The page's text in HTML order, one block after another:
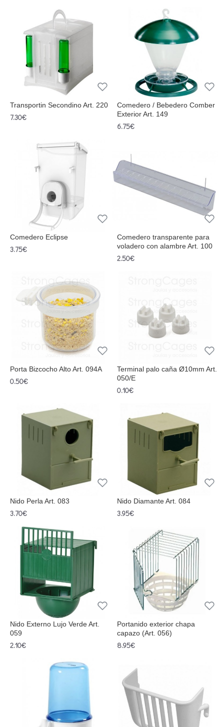
Transportin Secondino Art. 220
7.30€
Comedero / Bebedero Comber
Exterior Art. 149
6.75€
Comedero Eclipse
3.75€
Comedero transparente para
voladero con alambre Art. 100
2.50€
Porta Bizcocho Alto Art. 094A
0.50€
Terminal palo caña Ø10mm Art.
050/E
0.10€
Nido Perla Art. 083
3.70€
Nido Diamante Art. 084
3.95€
Nido Externo Lujo Verde Art.
059
2.10€
Portanido exterior chapa
capazo (Art. 056)
8.95€